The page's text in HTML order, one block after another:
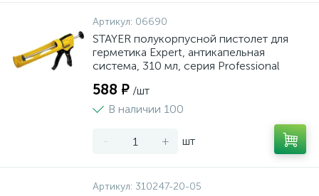
Артикул: 06690
STAYER полукорпусной пистолет для
герметика Expert, антикапельная
система, 310 мл, серия Professional
588 ₽ /шт
В наличии 100
- + шт
Артикул: 310247-20-05